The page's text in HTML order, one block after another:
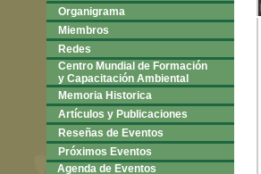
Organigrama
Miembros
Redes
Centro Mundial de Formación
y Capacitación Ambiental
Memoria Historica
Artículos y Publicaciones
Reseñas de Eventos
Próximos Eventos
Agenda de Eventos